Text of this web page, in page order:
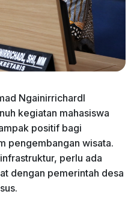
Ngainirrichardl
kegiatan mahasiswa
positif bagi
pengembangan wisata.
perlu ada
dengan pemerintah desa